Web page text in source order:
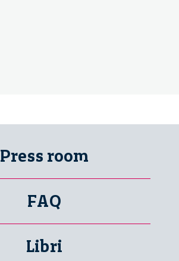
Press room
FAQ
Libri